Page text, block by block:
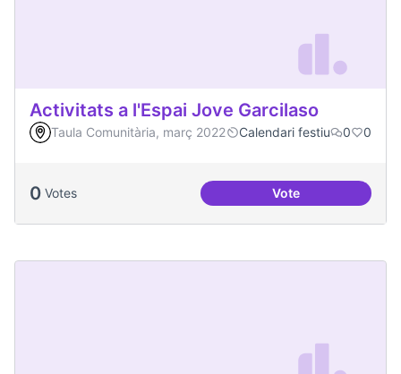
Activitats a l'Espai Jove Garcilaso
Taula Comunitària, març 2022 Calendari festiu 0 0
0 Votes VoteActivitats a l'Espai